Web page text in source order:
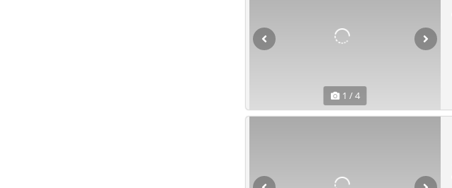
1 / 4